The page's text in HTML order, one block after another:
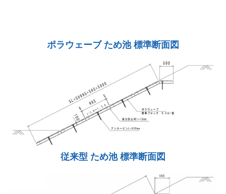
ポラウェーブ ため池 標準断面図
従来型 ため池 標準断面図